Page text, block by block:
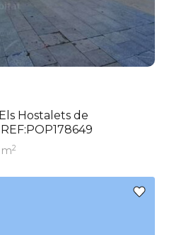
Hostalets de
m2